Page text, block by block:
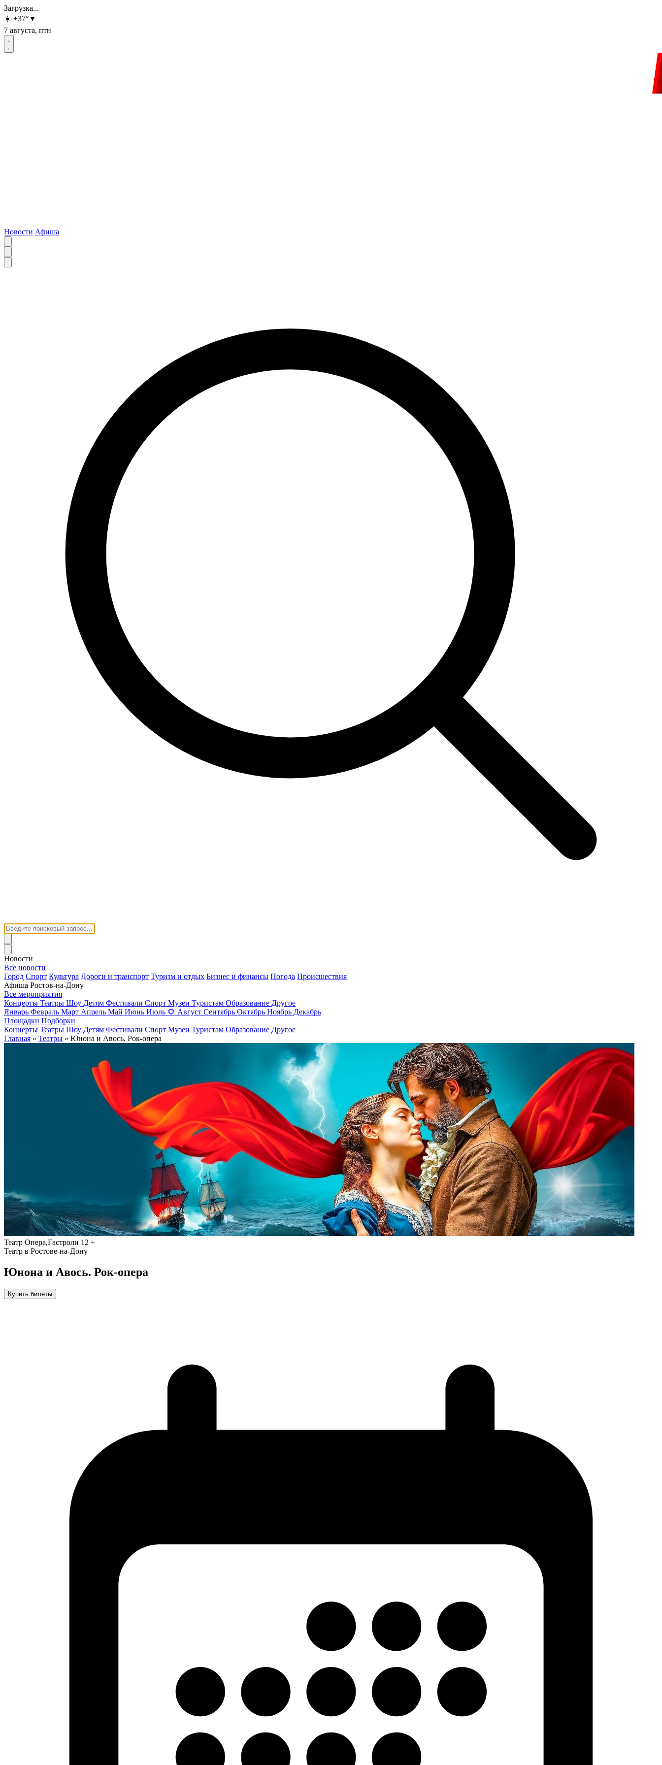
Загрузка...
☀️ +37° ▾
7 августа, птн
Новости Афиша
Новости
Все новости
Город Спорт Культура Дороги и транспорт Туризм и отдых Бизнес и финансы Погода Происшествия
Афиша Ростов-на-Дону
Все мероприятия
Концерты Театры Шоу Детям Фестивали Спорт Музеи Туристам Образование Другое
Январь Февраль Март Апрель Май Июнь Июль 🌻 Август Сентябрь Октябрь Ноябрь Декабрь
Площадки Подборки
Концерты Театры Шоу Детям Фестивали Спорт Музеи Туристам Образование Другое
Главная » Театры » Юнона и Авось. Рок-опера
Театр Опера,Гастроли 12 +
Театр в Ростове-на-Дону
Юнона и Авось. Рок-опера
Купить билеты